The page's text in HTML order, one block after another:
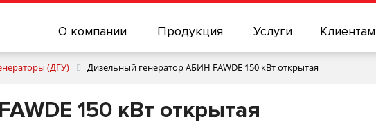
О компании Продукция Услуги Клиентам
(ДГУ) Дизельный генератор АБИН FAWDE 150 кВт открытая
150 кВт открытая